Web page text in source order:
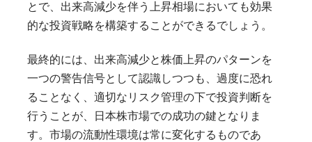
とで、出来高減少を伴う上昇相場においても効果
的な投資戦略を構築することができるでしょう。
最終的には、出来高減少と株価上昇のパターンを
一つの警告信号として認識しつつも、過度に恐れ
ることなく、適切なリスク管理の下で投資判断を
行うことが、日本株市場での成功の鍵となりま
す。市場の流動性環境は常に変化するものであ